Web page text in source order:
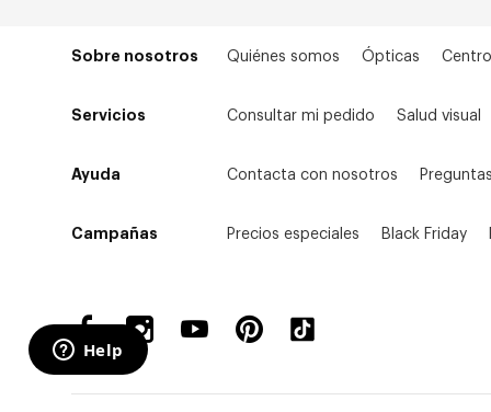
Sobre nosotros Quiénes somos Ópticas
Servicios Consultar mi pedido Salud visual
Ayuda Contacta con nosotros
Campañas Precios especiales Black Friday